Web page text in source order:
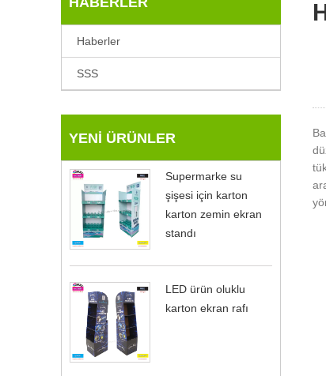
Haberler
SSS
YENI ÜRÜNLER
Supermarke su
şişesi için karton
karton zemin ekran
standı
LED ürün oluklu
karton ekran rafı